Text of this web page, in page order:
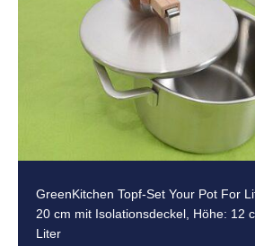
GreenKitchen Topf-Set Your Pot For
20 cm mit Isolationsdeckel, Höhe: 12
Liter